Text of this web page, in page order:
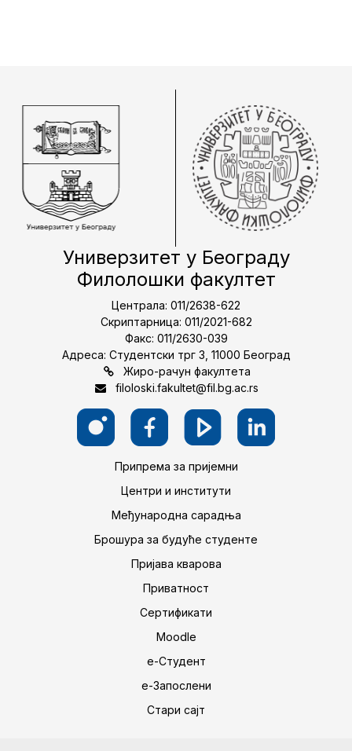
Универзитет у Београду
Филолошки факултет
Централа: 011/2638-622
Скриптарница: 011/2021-682
Факс: 011/2630-039
Адреса: Студентски трг 3, 11000 Београд
Жиро-рачун факултета
filoloski.fakultet@fil.bg.ac.rs
Припрема за пријемни
Центри и институти
Међународна сарадња
Брошура за будуће студенте
Пријава кварова
Приватност
Сертификати
Moodle
е-Студент
е-Запослени
Стари сајт